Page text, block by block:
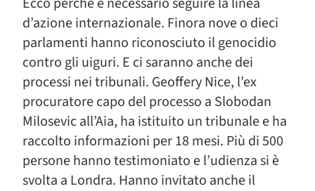
d’azione internazionale. Finora nove o dieci
parlamenti hanno riconosciuto il genocidio
contro gli uiguri. E ci saranno anche dei
processi nei tribunali. Geoffery Nice, l’ex
procuratore capo del processo a Slobodan
Milosevic all’Aia, ha istituito un tribunale e ha
raccolto informazioni per 18 mesi. Più di 500
persone hanno testimoniato e l’udienza si è
svolta a Londra. Hanno invitato anche il